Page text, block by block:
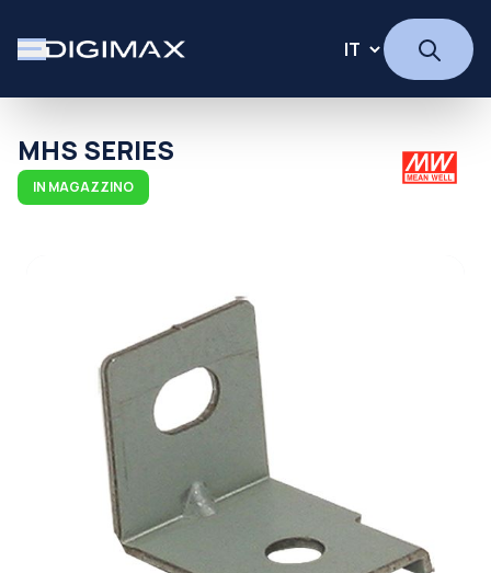
MHS SERIES
IN MAGAZZINO